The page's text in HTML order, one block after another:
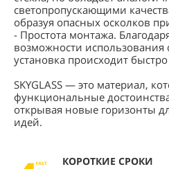
светопропускающими
образуя опасных осколков
- Простота монтажа.
возможности
установка происходит
SKYGLASS — это материал,
функциональные
открывая новые горизонты
идей.
КОРОТКИЕ СРОКИ